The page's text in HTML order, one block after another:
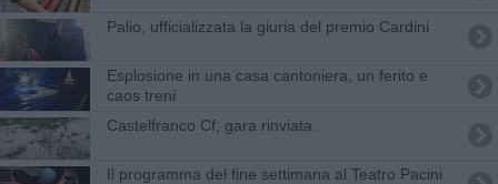
Palio, ufficializzata la giuria del premio Cardini
Esplosione in una casa cantoniera, un ferito e
caos treni
Castelfranco Cf, gara rinviata
Il programma del fine settimana al Teatro Pacini